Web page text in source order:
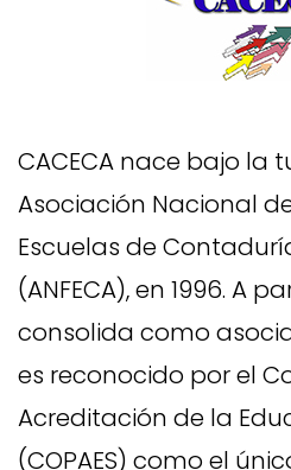
CACECA nace bajo la
Asociación Nacional
Escuelas de
(ANFECA), en 1996. A
consolida como
es reconocido por el
Acreditación de la
(COPAES) como el